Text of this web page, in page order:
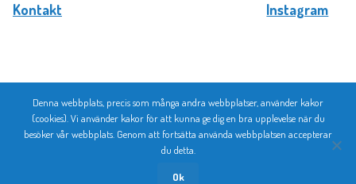
Kontakt
Instagram
© 2026 Bromma Kortförlag
Denna webbplats, precis som många andra webbplatser, använder kakor
(cookies). Vi använder kakor för att kunna ge dig en bra upplevelse när du
besöker vår webbplats. Genom att fortsätta använda webbplatsen accepterar
du detta.
Ok